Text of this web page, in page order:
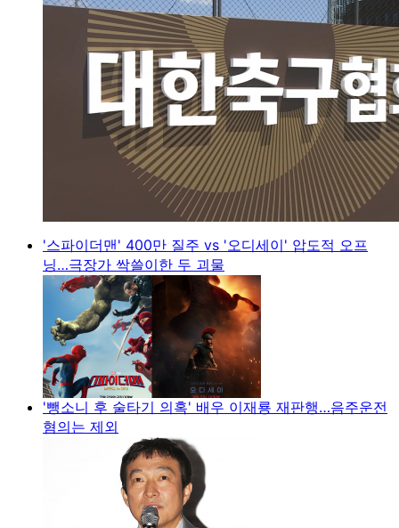
'스파이더맨' 400만 질주 vs '오디세이' 압도적 오프
닝…극장가 싹쓸이한 두 괴물
'뺑소니 후 술타기 의혹' 배우 이재룡 재판행…음주운전
혐의는 제외